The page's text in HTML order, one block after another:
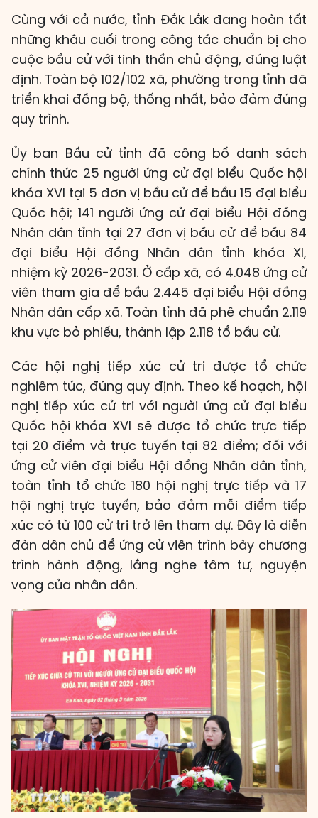
Cùng với cả nước, tỉnh Đắk Lắk đang hoàn tất
những khâu cuối trong công tác chuẩn bị cho
cuộc bầu cử với tinh thần chủ động, đúng luật
định. Toàn bộ 102/102 xã, phường trong tỉnh đã
triển khai đồng bộ, thống nhất, bảo đảm đúng
quy trình.
Ủy ban Bầu cử tỉnh đã công bố danh sách
chính thức 25 người ứng cử đại biểu Quốc hội
khóa XVI tại 5 đơn vị bầu cử để bầu 15 đại biểu
Quốc hội; 141 người ứng cử đại biểu Hội đồng
Nhân dân tỉnh tại 27 đơn vị bầu cử để bầu 84
đại biểu Hội đồng Nhân dân tỉnh khóa XI,
nhiệm kỳ 2026-2031. Ở cấp xã, có 4.048 ứng cử
viên tham gia để bầu 2.445 đại biểu Hội đồng
Nhân dân cấp xã. Toàn tỉnh đã phê chuẩn 2.119
khu vực bỏ phiếu, thành lập 2.118 tổ bầu cử.
Các hội nghị tiếp xúc cử tri được tổ chức
nghiêm túc, đúng quy định. Theo kế hoạch, hội
nghị tiếp xúc cử tri với người ứng cử đại biểu
Quốc hội khóa XVI sẽ được tổ chức trực tiếp
tại 20 điểm và trực tuyến tại 82 điểm; đối với
ứng cử viên đại biểu Hội đồng Nhân dân tỉnh,
toàn tỉnh tổ chức 180 hội nghị trực tiếp và 17
hội nghị trực tuyến, bảo đảm mỗi điểm tiếp
xúc có từ 100 cử tri trở lên tham dự. Đây là diễn
đàn dân chủ để ứng cử viên trình bày chương
trình hành động, lắng nghe tâm tư, nguyện
vọng của nhân dân.